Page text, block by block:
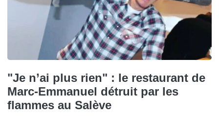
"Je n’ai plus rien" : le restaurant de
Marc-Emmanuel détruit par les
flammes au Salève